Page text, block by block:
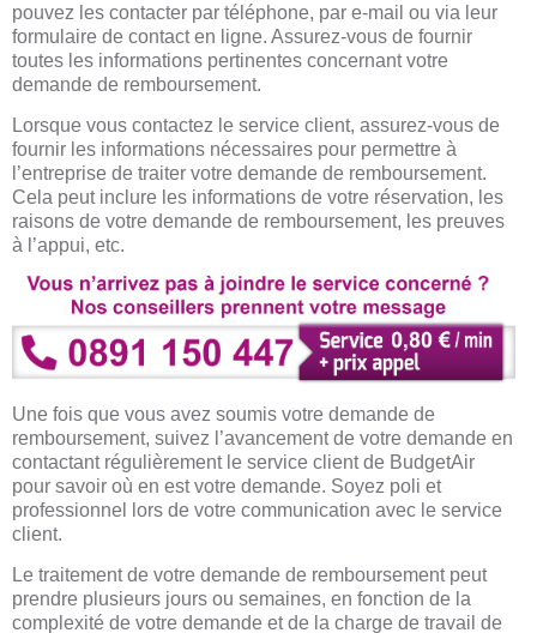
pouvez les contacter par téléphone, par e-mail ou via leur
formulaire de contact en ligne. Assurez-vous de fournir
toutes les informations pertinentes concernant votre
demande de remboursement.
Lorsque vous contactez le service client, assurez-vous de
fournir les informations nécessaires pour permettre à
l’entreprise de traiter votre demande de remboursement.
Cela peut inclure les informations de votre réservation, les
raisons de votre demande de remboursement, les preuves
à l’appui, etc.
Une fois que vous avez soumis votre demande de
remboursement, suivez l’avancement de votre demande en
contactant régulièrement le service client de BudgetAir
pour savoir où en est votre demande. Soyez poli et
professionnel lors de votre communication avec le service
client.
Le traitement de votre demande de remboursement peut
prendre plusieurs jours ou semaines, en fonction de la
complexité de votre demande et de la charge de travail de